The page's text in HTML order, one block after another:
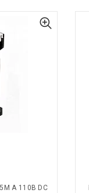
А 110В DC